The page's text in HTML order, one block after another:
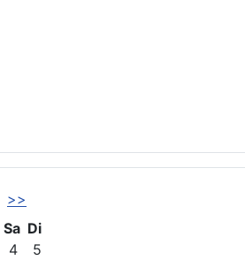
>>
Sa Di
4
5